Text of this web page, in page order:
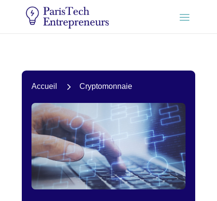
Accueil 5 Cryptomonnaie